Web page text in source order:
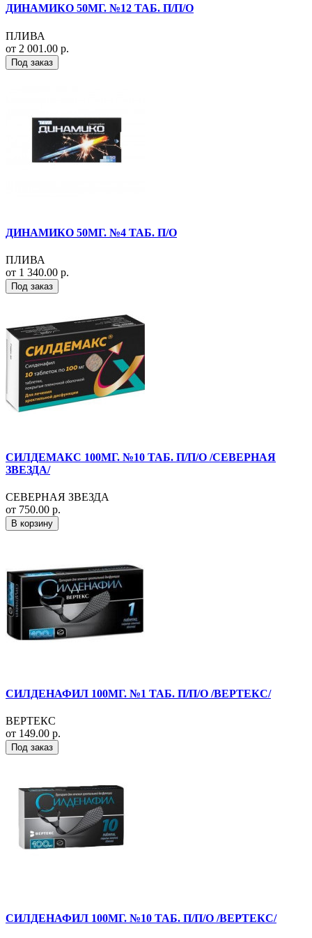
ДИНАМИКО 50МГ. №12 ТАБ. П/П/О
ПЛИВА
от 2 001.00 р.
Под заказ
ДИНАМИКО 50МГ. №4 ТАБ. П/О
ПЛИВА
от 1 340.00 р.
Под заказ
СИЛДЕМАКС 100МГ. №10 ТАБ. П/П/О /СЕВЕРНАЯ
ЗВЕЗДА/
СЕВЕРНАЯ ЗВЕЗДА
от 750.00 р.
В корзину
СИЛДЕНАФИЛ 100МГ. №1 ТАБ. П/П/О /ВЕРТЕКС/
ВЕРТЕКС
от 149.00 р.
Под заказ
СИЛДЕНАФИЛ 100МГ. №10 ТАБ. П/П/О /ВЕРТЕКС/